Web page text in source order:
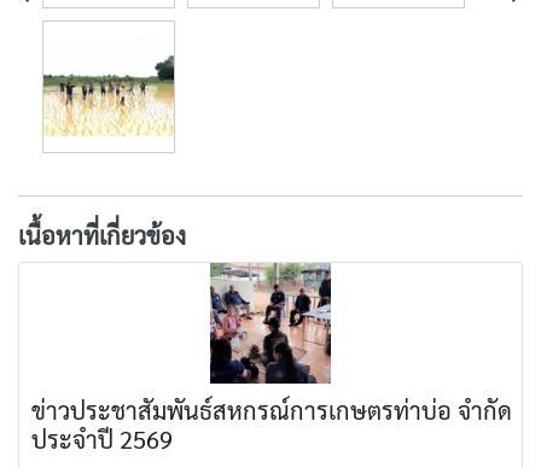
เนื้อหาที่เกี่ยวข้อง
ข่าวประชาสัมพันธ์สหกรณ์การเกษตรท่าบ่อ จำกัด
ประจำปี 2569